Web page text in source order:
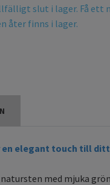
slut i lager. Få ett
åter finns i lager.
en elegant touch till
med mjuka